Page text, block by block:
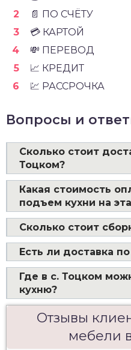
📄 ПО СЧЁТУ
💳 КАРТОЙ
💸 ПЕРЕВОД
📈 КРЕДИТ
💹 РАССРОЧКА
Вопросы и
Сколько стоит
Тоцком?
Какая стоимость
подъем кухни на
Сколько стоит
Есть ли доставка
Где в с. Тоцком
кухню?
Отзывы
мебели